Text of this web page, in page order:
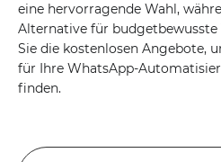
eine hervorragende Wahl,
Alternative für budgetbewusste
Sie die kostenlosen Angebote,
für Ihre WhatsApp-
finden.